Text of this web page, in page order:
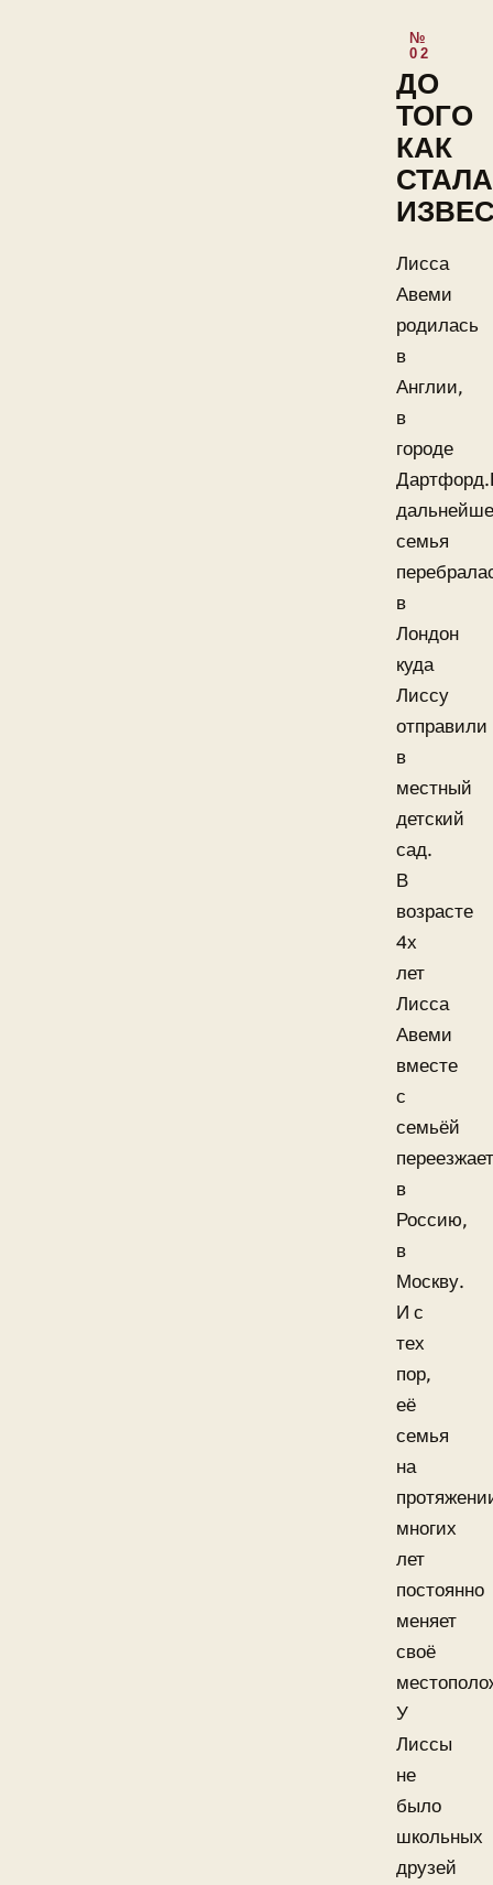
ДО
ТОГО
КАК
СТАЛА
Лисса
Авеми
родилась
в
Англии,
в
городе
семья
в
Лондон
куда
Лиссу
отправили
в
местный
детский
сад.
В
возрасте
4х
лет
Лисса
Авеми
вместе
с
семьёй
переезжает
в
Россию,
в
Москву.
И с
тех
пор,
её
семья
на
многих
лет
постоянно
меняет
своё
У
Лиссы
не
было
школьных
друзей